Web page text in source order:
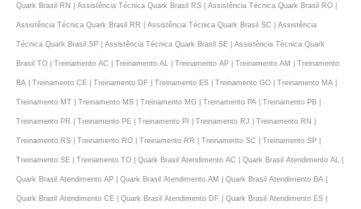
Quark Brasil RN | Assistência Técnica Quark Brasil RS | Assistência Técnica Quark Brasil RO |
Assistência Técnica Quark Brasil RR | Assistência Técnica Quark Brasil SC | Assistência
Técnica Quark Brasil SP | Assistência Técnica Quark Brasil SE | Assistência Técnica Quark
Brasil TO | Treinamento AC | Treinamento AL | Treinamento AP | Treinamento AM | Treinamento
BA | Treinamento CE | Treinamento DF | Treinamento ES | Treinamento GO | Treinamento MA |
Treinamento MT | Treinamento MS | Treinamento MG | Treinamento PA | Treinamento PB |
Treinamento PR | Treinamento PE | Treinamento PI | Treinamento RJ | Treinamento RN |
Treinamento RS | Treinamento RO | Treinamento RR | Treinamento SC | Treinamento SP |
Treinamento SE | Treinamento TO | Quark Brasil Atendimento AC | Quark Brasil Atendimento AL |
Quark Brasil Atendimento AP | Quark Brasil Atendimento AM | Quark Brasil Atendimento BA |
Quark Brasil Atendimento CE | Quark Brasil Atendimento DF | Quark Brasil Atendimento ES |